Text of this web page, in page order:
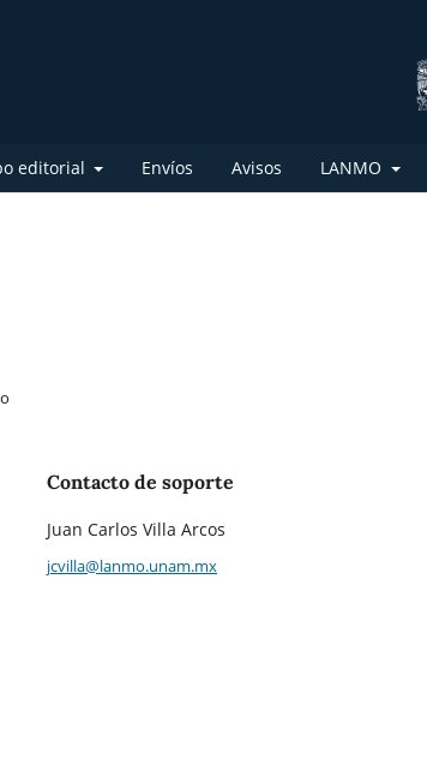
editorial Envíos Avisos LANMO
Contacto de soporte
Juan Carlos Villa Arcos
jcvilla@lanmo.unam.mx